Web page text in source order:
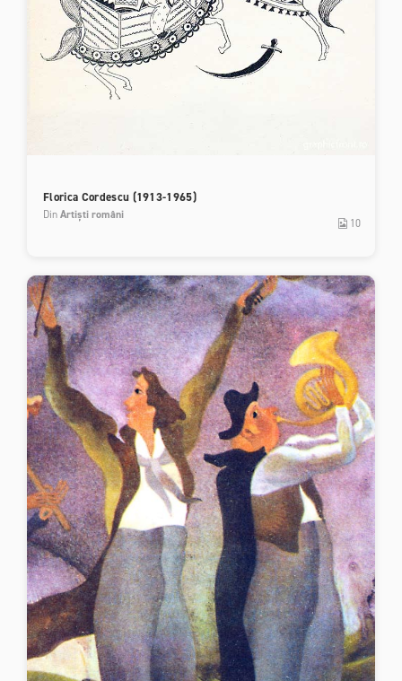
Florica Cordescu (1913-1965)
DinArtiști români
10